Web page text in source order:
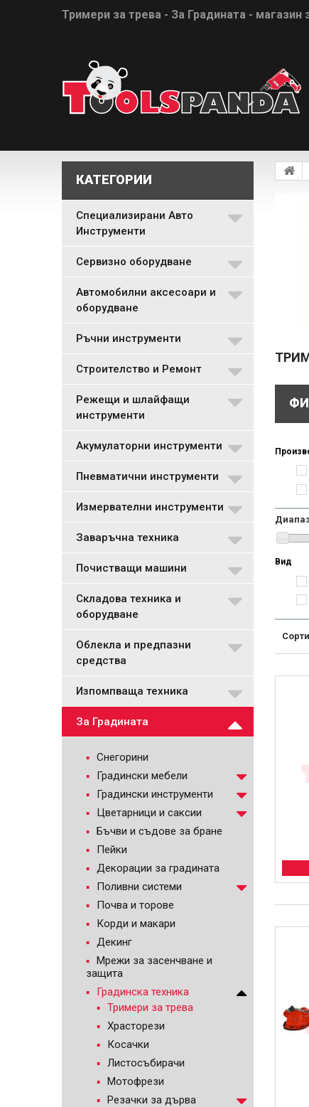
Тримери за трева - За Градината - магазин
КАТЕГОРИИ
Специализирани Авто
Инструменти
Сервизно оборудване
Автомобилни аксесоари и
оборудване
Ръчни инструменти
Строителство и Ремонт
Режещи и шлайфащи
инструменти
Акумулаторни инструменти
Пневматични инструменти
Измервателни инструменти
Заваръчна техника
Почистващи машини
Складова техника и
оборудване
Облекла и предпазни
средства
Изпомпваща техника
За Градината
Снегорини
Градински мебели
Градински инструменти
Цветарници и саксии
Бъчви и съдове за бране
Пейки
Декорации за градината
Поливни системи
Почва и торове
Корди и макари
Декинг
Мрежи за засенчване и
защита
Градинска техника
Тримери за трева
Храсторези
Косачки
Листосъбирачи
Мотофрези
Резачки за дърва
Вид